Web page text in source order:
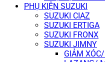
PHỤ KIỆN SUZUKI
SUZUKI CIAZ
SUZUKI ERTIGA
SUZUKI FRONX
SUZUKI JIMNY
GIẢM